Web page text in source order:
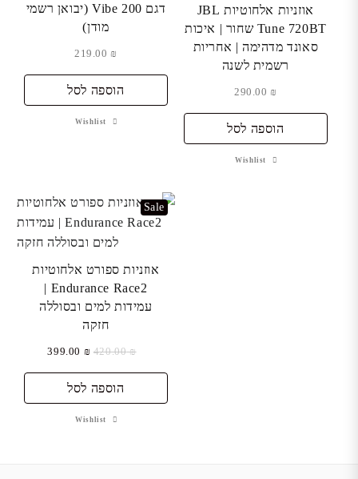
דגם Vibe 200 (יבואן רשמי
מודן)
₪
הוספה לסל
Wishlist
אוזניות אלחוטיות JBL
Tune 720BT שחור | איכות
סאונד מדהימה | אחריות
רשמית לשנה
₪
הוספה לסל
Wishlist
Sale
אוזניות ספורט אלחוטיות
Endurance Race2 |
עמידות למים ובסוללה
חזקה
₪
420.00
המחיר
היה:
₪ 420.00.
₪
המחיר
₪ 399.00.
הוספה לסל
Wishlist